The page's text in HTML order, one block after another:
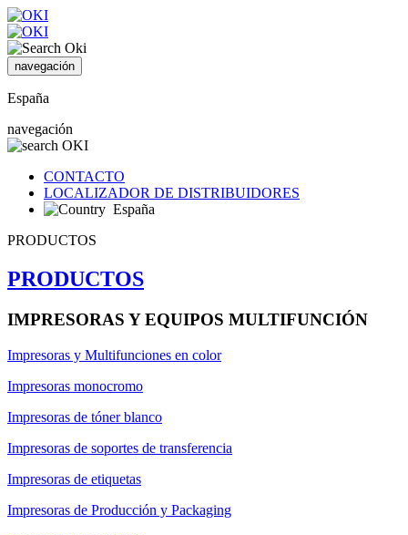
navegación
España
navegación
CONTACTO
LOCALIZADOR DE DISTRIBUIDORES
España
PRODUCTOS
PRODUCTOS
IMPRESORAS Y EQUIPOS MULTIFUNCIÓN
Impresoras y Multifunciones en color
Impresoras monocromo
Impresoras de tóner blanco
Impresoras de soportes de transferencia
Impresoras de etiquetas
Impresoras de Producción y Packaging